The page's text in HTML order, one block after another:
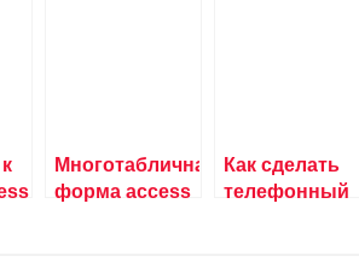
Многотабличная
форма access
Как сделать
телефонный